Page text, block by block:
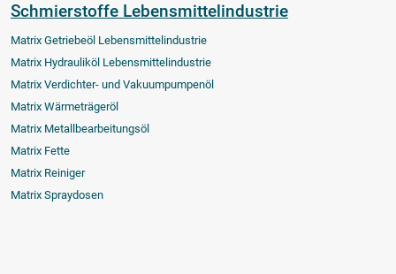
Schmierstoffe Lebensmittelindustrie
Matrix Getriebeöl Lebensmittelindustrie
Matrix Hydrauliköl Lebensmittelindustrie
Matrix Verdichter- und Vakuumpumpenöl
Matrix Wärmeträgeröl
Matrix Metallbearbeitungsöl
Matrix Fette
Matrix Reiniger
Matrix Spraydosen